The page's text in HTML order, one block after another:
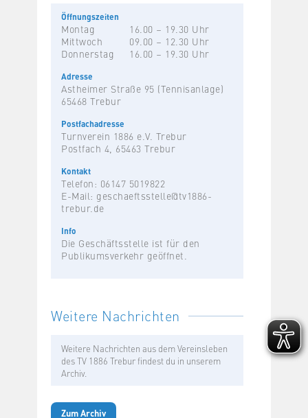
Öffnungszeiten
Montag
16.00 – 19.30 Uhr
Mittwoch
09.00 – 12.30 Uhr
Donnerstag
16.00 – 19.30 Uhr
Adresse
Astheimer Straße 95 (Tennisanlage)
65468 Trebur
Postfachadresse
Turnverein 1886 e.V. Trebur
Postfach 4, 65463 Trebur
Kontakt
Telefon: 06147 5019822
E-Mail: geschaeftsstelle@tv1886-
trebur.de
Info
Die Geschäftsstelle ist für den
Publikumsverkehr geöffnet.
Weitere Nachrichten
Weitere Nachrichten aus dem Vereinsleben
des TV 1886 Trebur findest du in unserem
Archiv.
Zum Archiv